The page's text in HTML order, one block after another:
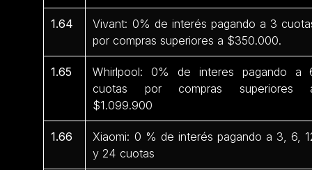
1.64
Vivant: 0% de interés pagando a 3
por compras superiores a $350.000.
1.65
Whirlpool: 0% de interes pagando a
cuotas por compras superiores
$1.099.900
1.66
Xiaomi: 0 % de interés pagando a 3, 6,
y 24 cuotas